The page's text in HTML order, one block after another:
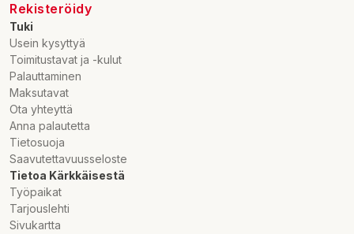
Rekisteröidy
Tuki
Usein kysyttyä
Toimitustavat ja -kulut
Palauttaminen
Maksutavat
Ota yhteyttä
Anna palautetta
Tietosuoja
Saavutettavuusseloste
Tietoa Kärkkäisestä
Työpaikat
Tarjouslehti
Sivukartta